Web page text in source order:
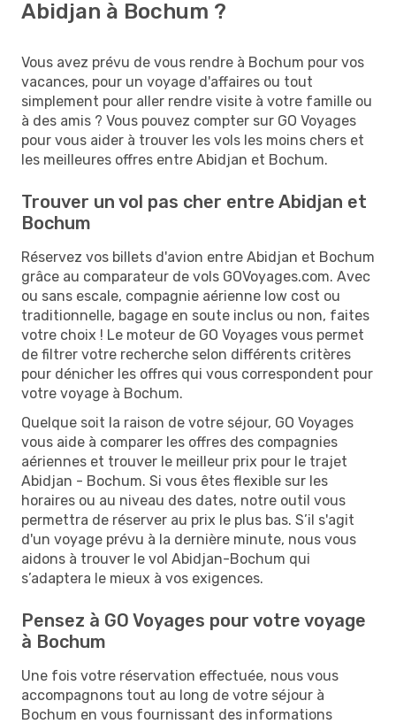
Abidjan à Bochum ?
Vous avez prévu de vous rendre à Bochum pour vos
vacances, pour un voyage d'affaires ou tout
simplement pour aller rendre visite à votre famille ou
à des amis ? Vous pouvez compter sur GO Voyages
pour vous aider à trouver les vols les moins chers et
les meilleures offres entre Abidjan et Bochum.
Trouver un vol pas cher entre Abidjan et
Bochum
Réservez vos billets d'avion entre Abidjan et Bochum
grâce au comparateur de vols GOVoyages.com. Avec
ou sans escale, compagnie aérienne low cost ou
traditionnelle, bagage en soute inclus ou non, faites
votre choix ! Le moteur de GO Voyages vous permet
de filtrer votre recherche selon différents critères
pour dénicher les offres qui vous correspondent pour
votre voyage à Bochum.
Quelque soit la raison de votre séjour, GO Voyages
vous aide à comparer les offres des compagnies
aériennes et trouver le meilleur prix pour le trajet
Abidjan - Bochum. Si vous êtes flexible sur les
horaires ou au niveau des dates, notre outil vous
permettra de réserver au prix le plus bas. S’il s'agit
d'un voyage prévu à la dernière minute, nous vous
aidons à trouver le vol Abidjan-Bochum qui
s’adaptera le mieux à vos exigences.
Pensez à GO Voyages pour votre voyage
à Bochum
Une fois votre réservation effectuée, nous vous
accompagnons tout au long de votre séjour à
Bochum en vous fournissant des informations